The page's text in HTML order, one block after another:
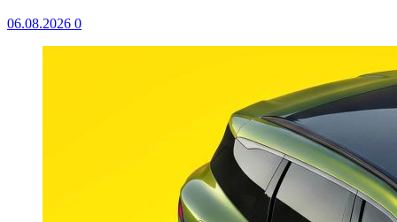
06.08.2026 0